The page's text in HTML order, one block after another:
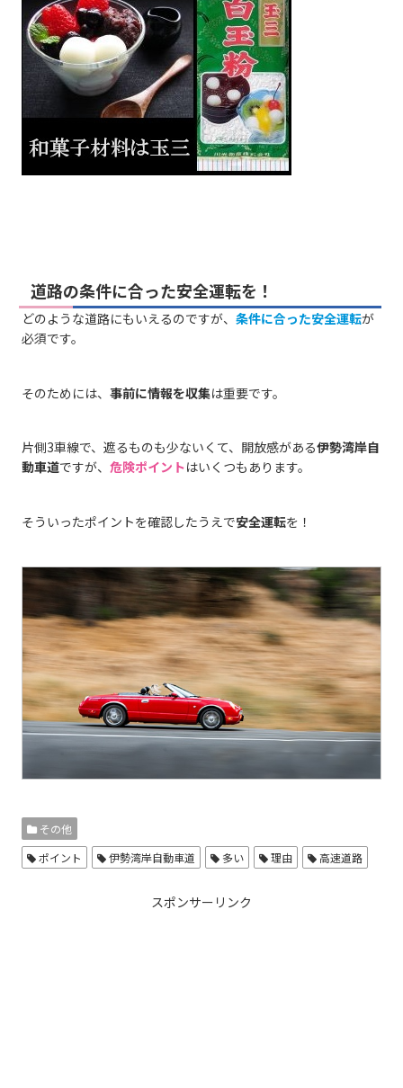
道路の条件に合った安全運転を！
どのような道路にもいえるのですが、 条件に合った安全運転が
必須です。
そのためには、 事前に情報を収集は重要です。
片側3車線で、遮るものも少ないくて、開放感がある伊勢湾岸自
動車道ですが、 危険ポイントはいくつもあります。
そういったポイントを確認したうえで安全運転を！
その他
ポイント
伊勢湾岸自動車道 多い 理由 高速道路
スポンサーリンク